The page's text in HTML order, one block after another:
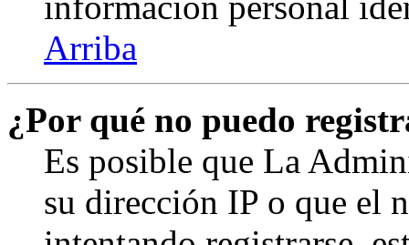
Arriba
¿Por qué no puedo
Es posible que La
su dirección IP o que el